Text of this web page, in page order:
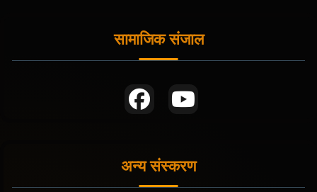
सामाजिक संजाल
अन्य संस्करण